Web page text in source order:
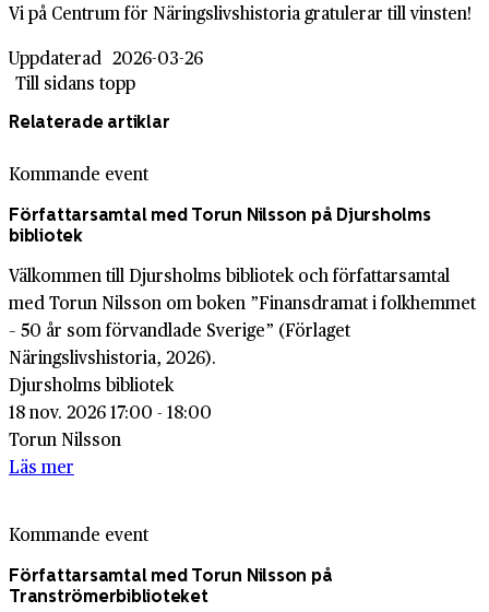
Vi på Centrum för Näringslivshistoria gratulerar till vinsten!
Uppdaterad 2026-03-26
Till sidans topp
Relaterade artiklar
Kommande event
Författarsamtal med Torun Nilsson på Djursholms
bibliotek
Välkommen till Djursholms bibliotek och författarsamtal
med Torun Nilsson om boken ”Finansdramat i folkhemmet
– 50 år som förvandlade Sverige” (Förlaget
Näringslivshistoria, 2026).
Djursholms bibliotek
18 nov. 2026 17:00 - 18:00
Torun Nilsson
Läs mer
Kommande event
Författarsamtal med Torun Nilsson på
Tranströmerbiblioteket